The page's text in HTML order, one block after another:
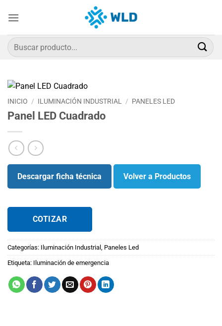
Buscar
por:
INICIO / ILUMINACIÓN INDUSTRIAL / PANELES LED
Panel LED Cuadrado
Descargar ficha técnica Volver a Productos
COTIZAR
Categorías: Iluminación Industrial Paneles Led
Etiqueta: Iluminación de emergencia